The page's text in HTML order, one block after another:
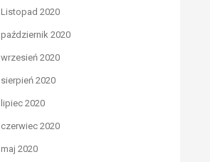
Listopad 2020
październik 2020
wrzesień 2020
sierpień 2020
lipiec 2020
czerwiec 2020
maj 2020